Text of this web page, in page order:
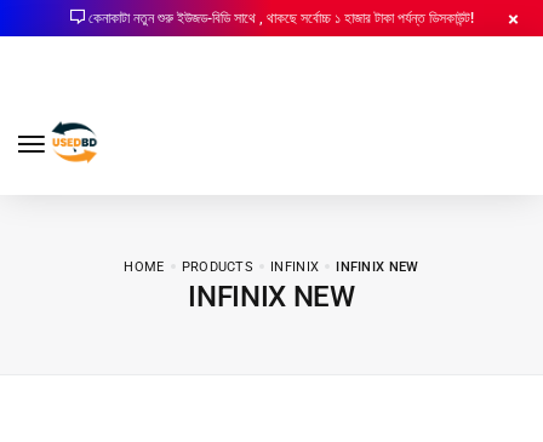
কেনাকাটা নতুন শুরু ইউজড-বিডি সাথে , থাকছে সর্বোচ্চ ১ হাজার টাকা পর্যন্ত ডিসকাউন্ট!
HOME PRODUCTS INFINIX INFINIX NEW
INFINIX NEW